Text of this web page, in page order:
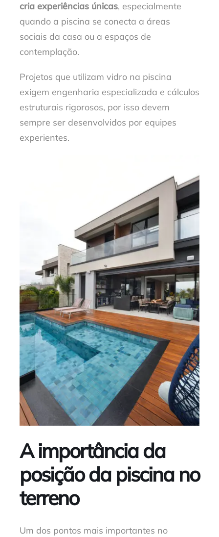
cria experiências únicas, especialmente
quando a piscina se conecta a áreas
sociais da casa ou a espaços de
contemplação.
Projetos que utilizam vidro na piscina
exigem engenharia especializada e cálculos
estruturais rigorosos, por isso devem
sempre ser desenvolvidos por equipes
experientes.
A importância da
posição da piscina no
terreno
Um dos pontos mais importantes no